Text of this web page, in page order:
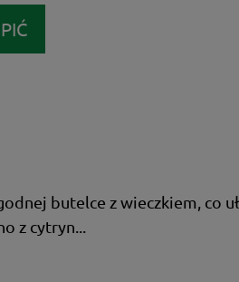
butelce z wieczkiem, co
z cytryn...